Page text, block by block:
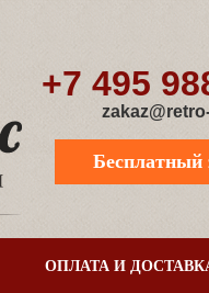
+7 495
Бесплатный
ОПЛАТА И